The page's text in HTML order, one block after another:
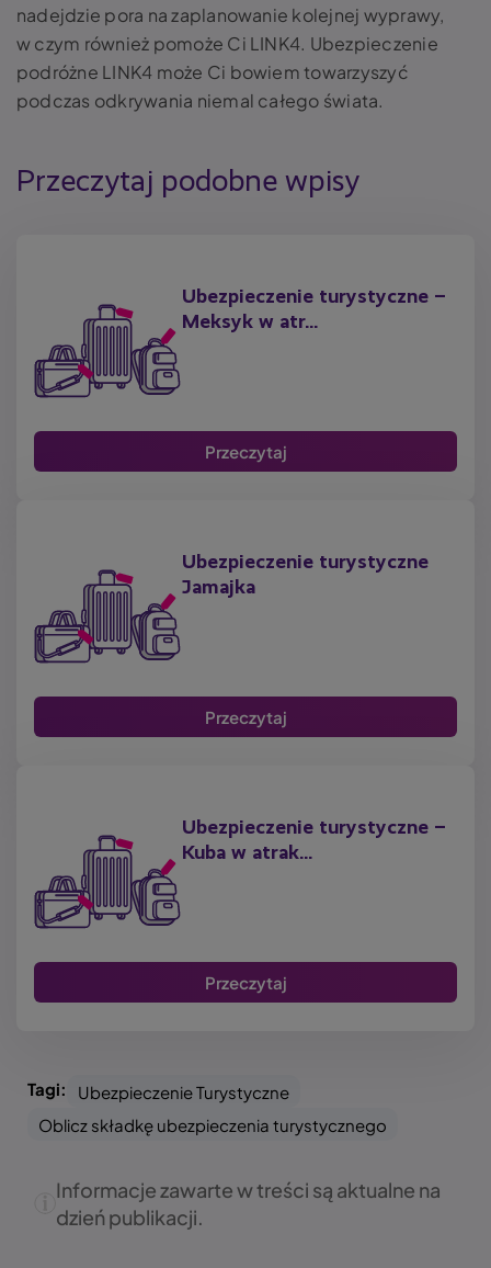
nadejdzie pora na zaplanowanie kolejnej wyprawy,
w czym również pomoże Ci LINK4. Ubezpieczenie
podróżne LINK4 może Ci bowiem towarzyszyć
podczas odkrywania niemal całego świata.
Przeczytaj podobne wpisy
Ubezpieczenie turystyczne –
Meksyk w atr...
Przeczytaj
Ubezpieczenie turystyczne
Jamajka
Przeczytaj
Ubezpieczenie turystyczne –
Kuba w atrak...
Przeczytaj
Tagi:
Ubezpieczenie Turystyczne
Oblicz składkę ubezpieczenia turystycznego
Informacje zawarte w treści są aktualne na
dzień publikacji.